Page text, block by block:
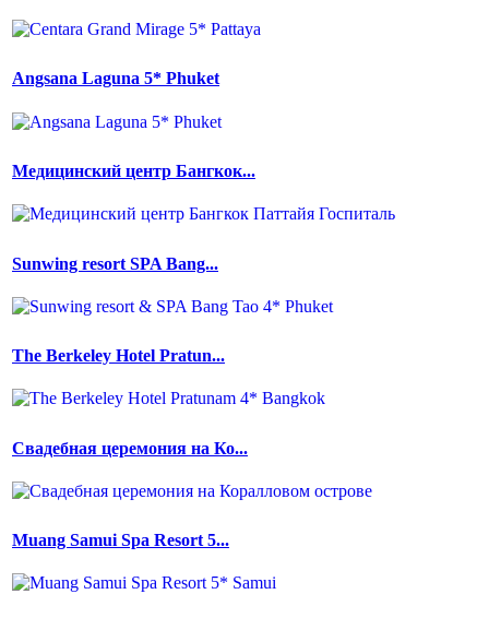
Angsana Laguna 5* Phuket
Медицинский центр Бангкок...
Sunwing resort SPA Bang...
The Berkeley Hotel Pratun...
Свадебная церемония на Ко...
Muang Samui Spa Resort 5...